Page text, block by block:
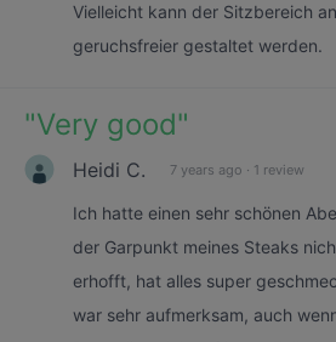
Vielleicht kann der Sitzbereich
geruchsfreier gestaltet werden.
"Very good"
Heidi C. 7 years ago · 1 review
Ich hatte einen sehr schönen
der Garpunkt meines Steaks
erhofft, hat alles super
war sehr aufmerksam, auch